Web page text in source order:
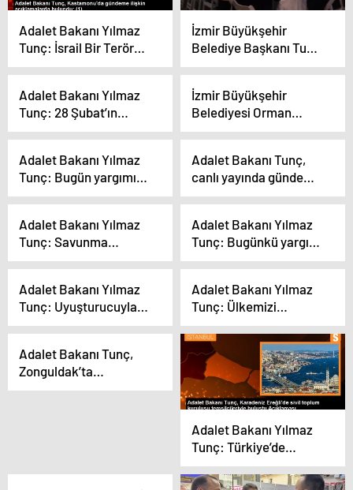
Adalet Bakanı Yılmaz
Tunç: İsrail Bir Terör
Örgütü Gibi Hareket
İzmir Büyükşehir
Belediye Başkanı Tunç
Soyer, İEKKK’nın 124.
sahipliği yaptı
Adalet Bakanı Yılmaz
Tunç: 28 Şubat’ın
açtığı yaralar çok derin
İzmir Büyükşehir
Belediyesi Orman
Köylerine 40 Tanker
Adalet Bakanı Yılmaz
Tunç: Bugün yargımız
her zamankinden daha
Adalet Bakanı Tunç,
canlı yayında gündeme
ilişkin açıklamalarda
Adalet Bakanı Yılmaz
Tunç: Savunma
Sanayiinde Yerlilik
Adalet Bakanı Yılmaz
Tunç: Bugünkü yargı
bağımsız ve tarafsızdır
Adalet Bakanı Yılmaz
Tunç: Uyuşturucuyla
mücadelede kararlıyız
Adalet Bakanı Yılmaz
Tunç: Ülkemizi
büyütmeye ve
ekonomiyi
geliştirmeye devam
edeceğiz
Adalet Bakanı Tunç,
Zonguldak’ta
gazetecilerin sorularını
Adalet Bakanı Yılmaz
Tunç: Türkiye’de
demokrasinin
standartlarını hep